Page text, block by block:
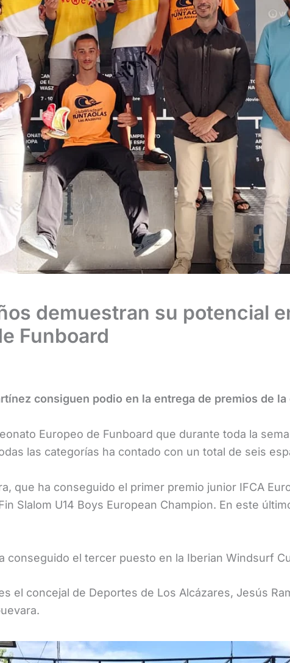
demuestran su potencial
Funboard
consiguen podio en la entrega de premios de
Europeo de Funboard que durante toda la
las categorías ha contado con un total de seis
que ha conseguido el primer premio junior IFCA
Slalom U14 Boys European Champion. En este
conseguido el tercer puesto en la Iberian Windsurf
el concejal de Deportes de Los Alcázares, Jesús